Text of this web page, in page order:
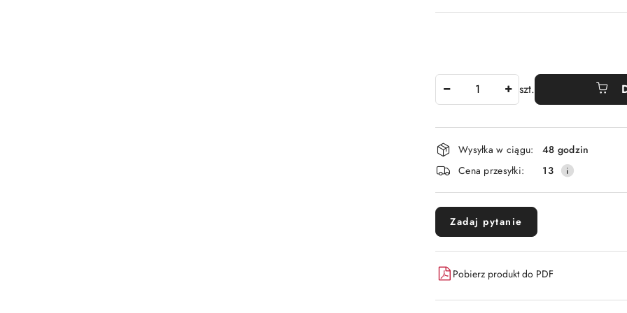
szt.
Dostępność
i
dostawa
Wysyłka w ciągu:
48 godzin
Cena przesyłki:
13
Zadaj pytanie
Pobierz produkt do PDF